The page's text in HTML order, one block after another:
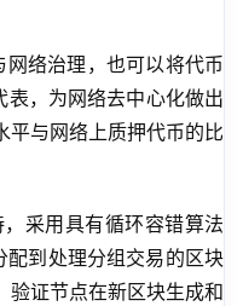
络治理，也可以将代币
，为网络去中心化做出
平与网络上质押代币的比
采用具有循环容错算法
到处理分组交易的区块
验证节点在新区块生成和